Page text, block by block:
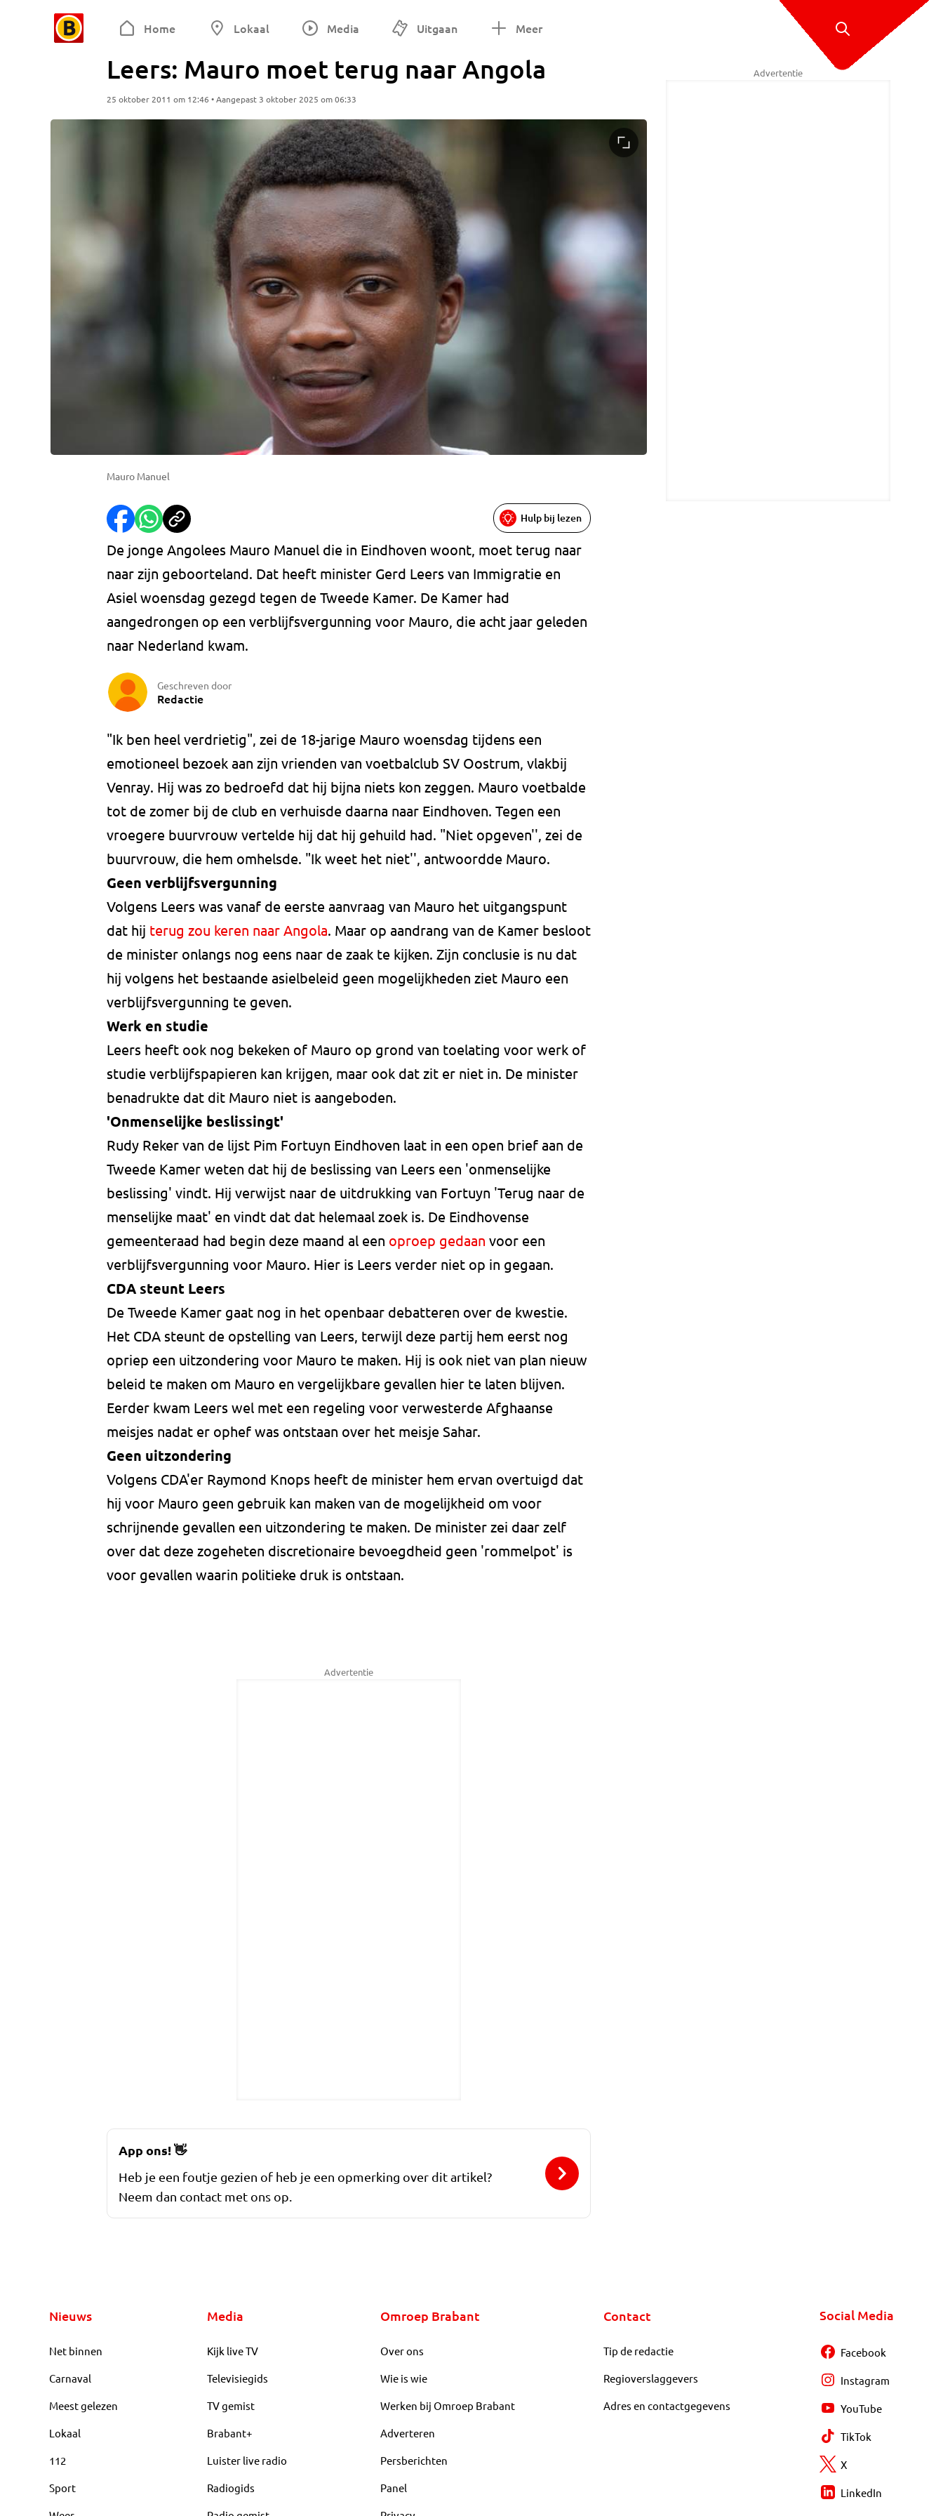
Home Lokaal Media Uitgaan Meer
Leers: Mauro moet terug naar Angola
25 oktober 2011 om 12:46 • Aangepast 3 oktober 2025 om 06:33
Mauro Manuel
Hulp bij lezen
De jonge Angolees Mauro Manuel die in Eindhoven woont, moet terug naar
naar zijn geboorteland. Dat heeft minister Gerd Leers van Immigratie en
Asiel woensdag gezegd tegen de Tweede Kamer. De Kamer had
aangedrongen op een verblijfsvergunning voor Mauro, die acht jaar geleden
naar Nederland kwam.
Geschreven door
Redactie
"Ik ben heel verdrietig", zei de 18-jarige Mauro woensdag tijdens een
emotioneel bezoek aan zijn vrienden van voetbalclub SV Oostrum, vlakbij
Venray. Hij was zo bedroefd dat hij bijna niets kon zeggen. Mauro voetbalde
tot de zomer bij de club en verhuisde daarna naar Eindhoven. Tegen een
vroegere buurvrouw vertelde hij dat hij gehuild had. "Niet opgeven'', zei de
buurvrouw, die hem omhelsde. "Ik weet het niet'', antwoordde Mauro.
Geen verblijfsvergunning
Volgens Leers was vanaf de eerste aanvraag van Mauro het uitgangspunt
dat hij terug zou keren naar Angola. Maar op aandrang van de Kamer besloot
de minister onlangs nog eens naar de zaak te kijken. Zijn conclusie is nu dat
hij volgens het bestaande asielbeleid geen mogelijkheden ziet Mauro een
verblijfsvergunning te geven.
Werk en studie
Leers heeft ook nog bekeken of Mauro op grond van toelating voor werk of
studie verblijfspapieren kan krijgen, maar ook dat zit er niet in. De minister
benadrukte dat dit Mauro niet is aangeboden.
'Onmenselijke beslissingt'
Rudy Reker van de lijst Pim Fortuyn Eindhoven laat in een open brief aan de
Tweede Kamer weten dat hij de beslissing van Leers een 'onmenselijke
beslissing' vindt. Hij verwijst naar de uitdrukking van Fortuyn 'Terug naar de
menselijke maat' en vindt dat dat helemaal zoek is. De Eindhovense
gemeenteraad had begin deze maand al een oproep gedaan voor een
verblijfsvergunning voor Mauro. Hier is Leers verder niet op in gegaan.
CDA steunt Leers
De Tweede Kamer gaat nog in het openbaar debatteren over de kwestie.
Het CDA steunt de opstelling van Leers, terwijl deze partij hem eerst nog
opriep een uitzondering voor Mauro te maken. Hij is ook niet van plan nieuw
beleid te maken om Mauro en vergelijkbare gevallen hier te laten blijven.
Eerder kwam Leers wel met een regeling voor verwesterde Afghaanse
meisjes nadat er ophef was ontstaan over het meisje Sahar.
Geen uitzondering
Volgens CDA'er Raymond Knops heeft de minister hem ervan overtuigd dat
hij voor Mauro geen gebruik kan maken van de mogelijkheid om voor
schrijnende gevallen een uitzondering te maken. De minister zei daar zelf
over dat deze zogeheten discretionaire bevoegdheid geen 'rommelpot' is
voor gevallen waarin politieke druk is ontstaan.
Advertentie
Advertentie
App ons!👋
Heb je een foutje gezien of heb je een opmerking over dit artikel?
Neem dan contact met ons op.
Nieuws
Net binnen
Carnaval
Meest gelezen
Lokaal
112
Sport
Media
Kijk live TV
Televisiegids
TV gemist
Brabant+
Luister live radio
Radiogids
Omroep Brabant
Over ons
Wie is wie
Werken bij Omroep Brabant
Adverteren
Persberichten
Panel
Contact
Tip de redactie
Regioverslaggevers
Adres en contactgegevens
Social Media
Facebook
Instagram
YouTube
TikTok
X
LinkedIn